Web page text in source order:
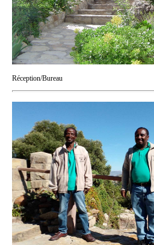
Réception/Bureau